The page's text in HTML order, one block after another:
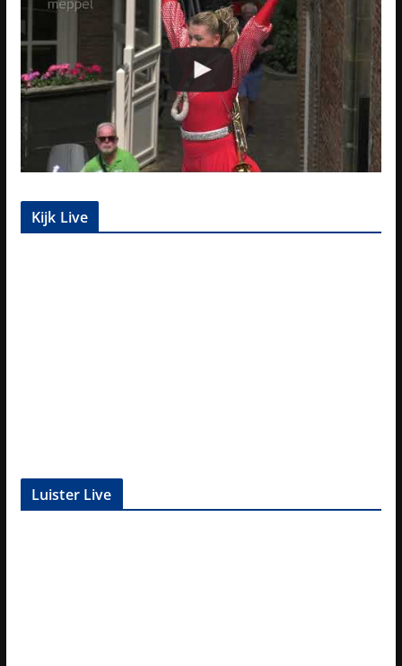
Kijk Live
Luister Live